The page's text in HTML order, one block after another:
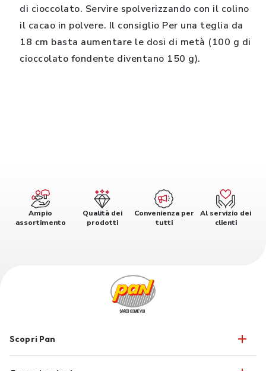
di cioccolato. Servire spolverizzando con il colino
il cacao in polvere. Il consiglio Per una teglia da
18 cm basta aumentare le dosi di metà (100 g di
cioccolato fondente diventano 150 g).
Ampio
assortimento
Qualità dei
prodotti
Convenienza per
tutti
Al servizio dei
clienti
Scopri Pan